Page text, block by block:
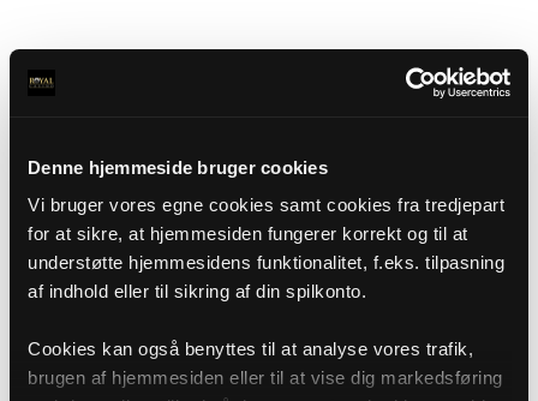
Denne hjemmeside bruger cookies
Vi bruger vores egne cookies samt cookies fra tredjepart
for at sikre, at hjemmesiden fungerer korrekt og til at
understøtte hjemmesidens funktionalitet, f.eks. tilpasning
af indhold eller til sikring af din spilkonto.
Cookies kan også benyttes til at analyse vores trafik,
brugen af hjemmesiden eller til at vise dig markedsføring